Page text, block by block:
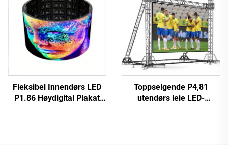
Fleksibel Innendørs LED
P1.86 Høydigital Plakat
Toppselgende P4,81
utendørs leie LED-